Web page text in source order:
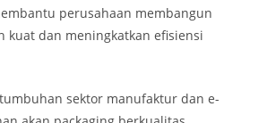
perusahaan membangun
kuat dan meningkatkan efisiensi
sektor manufaktur dan e-